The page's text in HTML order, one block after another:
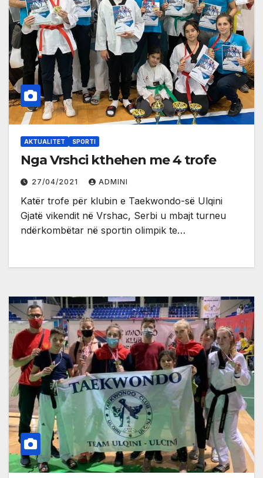
AKTUALITET SPORTI
Nga Vrshci kthehen me 4 trofe
27/04/2021 ADMINI
Katër trofe për klubin e Taekwondo-së Ulqini
Gjatë vikendit në Vrshac, Serbi u mbajt turneu
ndërkombëtar në sportin olimpik te…